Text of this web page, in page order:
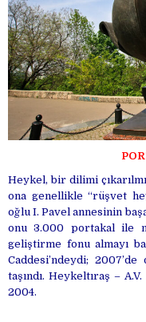
Heykel, bir dilimi
ona genellikle “rüşvet
oğlu I. Pavel annesinin
onu 3.000 portakal ile
geliştirme fonu almayı
Caddesi’ndeydi;
taşındı. Heykeltıraş –
2004.